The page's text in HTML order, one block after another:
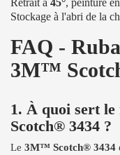
Retrait à 45°, peinture
Stockage à l'abri de la
FAQ -
3M™
1. À quoi sert
Scotch® 3434 ?
Le 3M™ Scotch® 3434